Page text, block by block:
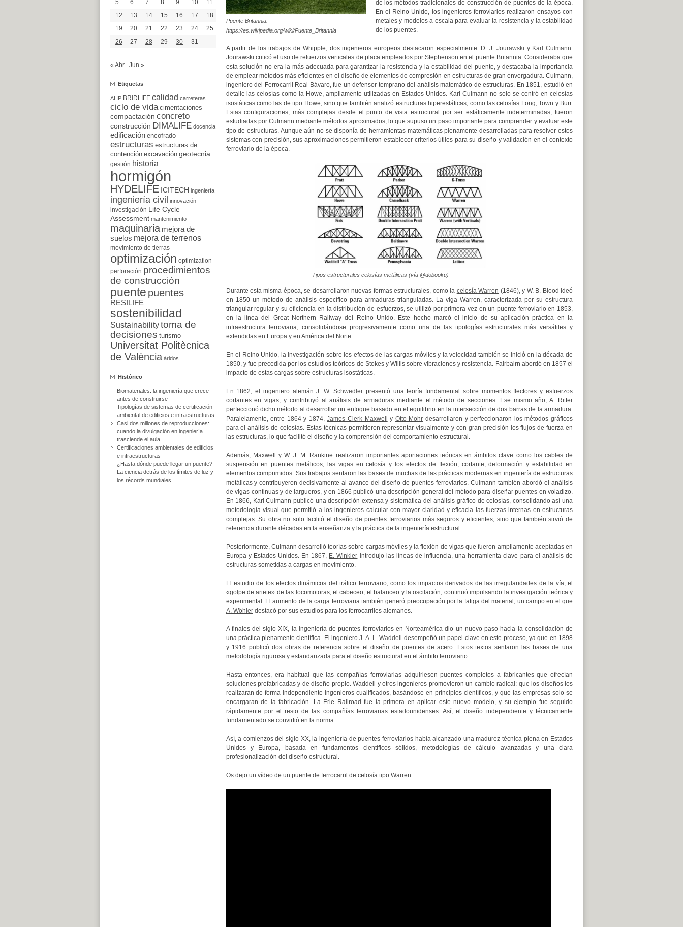
Puente Britannia.
https://es.wikipedia.org/wiki/Puente_Britannia
de los métodos tradicionales de construcción de puentes de la época.
En el Reino Unido, los ingenieros ferroviarios realizaron ensayos con
metales y modelos a escala para evaluar la resistencia y la estabilidad
de los puentes.
A partir de los trabajos de Whipple, dos ingenieros europeos destacaron especialmente: D. J. Jourawski y Karl Culmann.
Jourawski criticó el uso de refuerzos verticales de placa empleados por Stephenson en el puente Britannia. Consideraba que
esta solución no era la más adecuada para garantizar la resistencia y la estabilidad del puente, y destacaba la importancia
de emplear métodos más eficientes en el diseño de elementos de compresión en estructuras de gran envergadura. Culmann,
ingeniero del Ferrocarril Real Bávaro, fue un defensor temprano del análisis matemático de estructuras. En 1851, estudió en
detalle las celosías como la Howe, ampliamente utilizadas en Estados Unidos. Karl Culmann no solo se centró en celosías
isostáticas como las de tipo Howe, sino que también analizó estructuras hiperestáticas, como las celosías Long, Town y Burr.
Estas configuraciones, más complejas desde el punto de vista estructural por ser estáticamente indeterminadas, fueron
estudiadas por Culmann mediante métodos aproximados, lo que supuso un paso importante para comprender y evaluar este
tipo de estructuras. Aunque aún no se disponía de herramientas matemáticas plenamente desarrolladas para resolver estos
sistemas con precisión, sus aproximaciones permitieron establecer criterios útiles para su diseño y validación en el contexto
ferroviario de la época.
Tipos estructurales celosías metálicas (vía @dobooku)
Durante esta misma época, se desarrollaron nuevas formas estructurales, como la celosía Warren (1846), y W. B. Blood ideó
en 1850 un método de análisis específico para armaduras trianguladas. La viga Warren, caracterizada por su estructura
triangular regular y su eficiencia en la distribución de esfuerzos, se utilizó por primera vez en un puente ferroviario en 1853,
en la línea del Great Northern Railway del Reino Unido. Este hecho marcó el inicio de su aplicación práctica en la
infraestructura ferroviaria, consolidándose progresivamente como una de las tipologías estructurales más versátiles y
extendidas en Europa y en América del Norte.
En el Reino Unido, la investigación sobre los efectos de las cargas móviles y la velocidad también se inició en la década de
1850, y fue precedida por los estudios teóricos de Stokes y Willis sobre vibraciones y resistencia. Fairbairn abordó en 1857 el
impacto de estas cargas sobre estructuras isostáticas.
En 1862, el ingeniero alemánJ. W. Schwedlerpresentó una teoría fundamental sobre momentos flectores y esfuerzos
cortantes en vigas, y contribuyó al análisis de armaduras mediante el método de secciones. Ese mismo año, A. Ritter
perfeccionó dicho método al desarrollar un enfoque basado en el equilibrio en la intersección de dos barras de la armadura.
Paralelamente, entre 1864 y 1874,James Clerk Maxwell y Otto Mohr desarrollaron y perfeccionaron los métodos gráficos
para el análisis de celosías. Estas técnicas permitieron representar visualmente y con gran precisión los flujos de fuerza en
las estructuras, lo que facilitó el diseño y la comprensión del comportamiento estructural.
Además, Maxwell y W. J. M. Rankine realizaron importantes aportaciones teóricas en ámbitos clave como los cables de
suspensión en puentes metálicos, las vigas en celosía y los efectos de flexión, cortante, deformación y estabilidad en
elementos comprimidos. Sus trabajos sentaron las bases de muchas de las prácticas modernas en ingeniería de estructuras
metálicas y contribuyeron decisivamente al avance del diseño de puentes ferroviarios. Culmann también abordó el análisis
de vigas continuas y de largueros, y en 1866 publicó una descripción general del método para diseñar puentes en voladizo.
En 1866, Karl Culmann publicó una descripción extensa y sistemática del análisis gráfico de celosías, consolidando así una
metodología visual que permitió a los ingenieros calcular con mayor claridad y eficacia las fuerzas internas en estructuras
complejas. Su obra no solo facilitó el diseño de puentes ferroviarios más seguros y eficientes, sino que también sirvió de
referencia durante décadas en la enseñanza y la práctica de la ingeniería estructural.
Posteriormente, Culmann desarrolló teorías sobre cargas móviles y la flexión de vigas que fueron ampliamente aceptadas en
Europa y Estados Unidos. En 1867, E. Winkler introdujo las líneas de influencia, una herramienta clave para el análisis de
estructuras sometidas a cargas en movimiento.
El estudio de los efectos dinámicos del tráfico ferroviario, como los impactos derivados de las irregularidades de la vía, el
«golpe de ariete» de las locomotoras, el cabeceo, el balanceo y la oscilación, continuó impulsando la investigación teórica y
experimental. El aumento de la carga ferroviaria también generó preocupación por la fatiga del material, un campo en el que
A. Wöhlerdestacó por sus estudios para los ferrocarriles alemanes.
A finales del siglo XIX, la ingeniería de puentes ferroviarios en Norteamérica dio un nuevo paso hacia la consolidación de
una práctica plenamente científica. El ingenieroJ. A. L. Waddell
desempeñó un papel clave en este proceso, ya que en 1898
y 1916 publicó dos obras de referencia sobre el diseño de puentes de acero. Estos textos sentaron las bases de una
metodología rigurosa y estandarizada para el diseño estructural en el ámbito ferroviario.
Hasta entonces, era habitual que las compañías ferroviarias adquiriesen puentes completos a fabricantes que ofrecían
soluciones prefabricadas y de diseño propio. Waddell y otros ingenieros promovieron un cambio radical: que los diseños los
realizaran de forma independiente ingenieros cualificados, basándose en principios científicos, y que las empresas solo se
encargaran de la fabricación. La Erie Railroad fue la primera en aplicar este nuevo modelo, y su ejemplo fue seguido
rápidamente por el resto de las compañías ferroviarias estadounidenses. Así, el diseño independiente y técnicamente
fundamentado se convirtió en la norma.
Así, a comienzos del siglo XX, la ingeniería de puentes ferroviarios había alcanzado una madurez técnica plena en Estados
Unidos y Europa, basada en fundamentos científicos sólidos, metodologías de cálculo avanzadas y una clara
profesionalización del diseño estructural.
Os dejo un vídeo de un puente de ferrocarril de celosía tipo Warren.
5
6 7 8 9 10
11
12
13 14 15 16 17
18
19
20 21 22 23 24
25
26
27 28 29 30 31
« Abr Jun »
Etiquetas
AHP BRIDLIFE calidad carreteras
ciclo de vida cimentaciones
compactación concreto
construcción DIMALIFE docencia
edificación encofrado
estructuras estructuras de
contención excavación geotecnia
gestión historia
hormigón
HYDELIFE ICITECH ingeniería
ingeniería civil innovación
investigación
Life Cycle
Assessment mantenimiento
maquinaria mejora de
suelos mejora de terrenos
movimiento de tierras
optimización optimization
perforación procedimientos
de construcción
puente puentes
RESILIFE
sostenibilidad
Sustainabilitytoma de
decisiones turismo
Universitat Politècnica
de València áridos
Histórico
Biomateriales: la ingeniería que crece
antes de construirse
Tipologías de sistemas de certificación
ambiental de edificios e infraestructuras
Casi dos millones de reproducciones:
cuando la divulgación en ingeniería
trasciende el aula
Certificaciones ambientales de edificios
e infraestructuras
¿Hasta dónde puede llegar un puente?
La ciencia detrás de los límites de luz y
los récords mundiales